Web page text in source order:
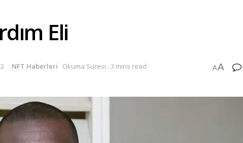
Eli
: NFT Haberleri Okuma Süresi : 3 mins read AA